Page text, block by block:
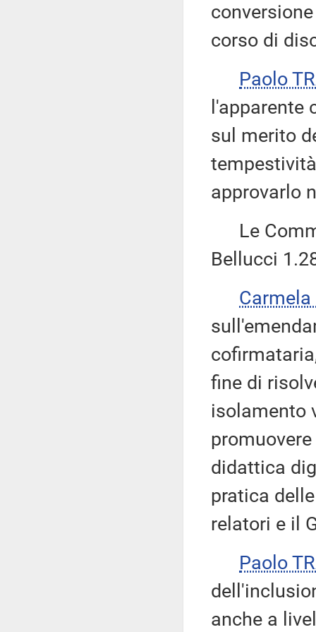
corso di
Paolo
l'apparente
sul merito
approvarlo
Le
Bellucci
Carmela
fine di
isolamento
didattica
pratica
relatori e il
Paolo
anche a